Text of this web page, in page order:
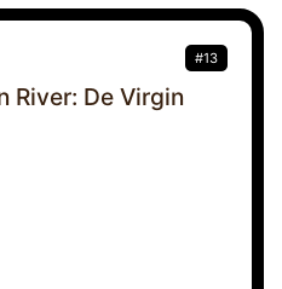
#13
River: De Virgin